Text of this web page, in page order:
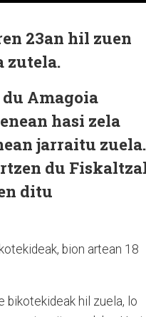
23an hil zuen
zutela.
Amagoia
hasi zela
jarraitu zuela.
du
ditu
bion artean 18
bikotekideak hil zuela, lo